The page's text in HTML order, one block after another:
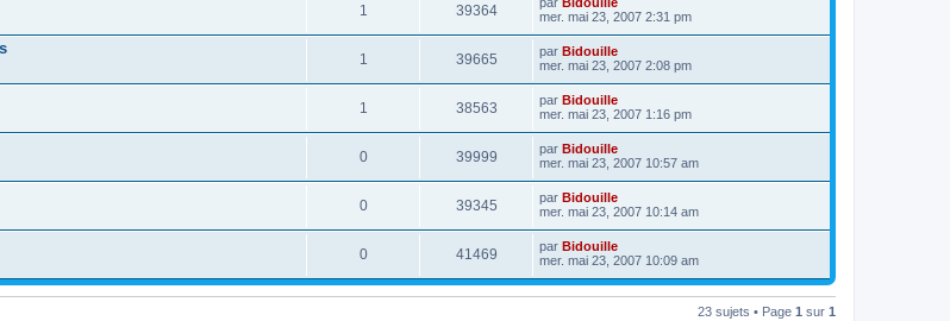
1 39364
mer. mai 23, 2007 2:31 pm
1 39665 par Bidouille
mer. mai 23, 2007 2:08 pm
1 38563 par Bidouille
mer. mai 23, 2007 1:16 pm
0 39999 par Bidouille
mer. mai 23, 2007 10:57 am
0 39345 par Bidouille
mer. mai 23, 2007 10:14 am
0 41469 par Bidouille
mer. mai 23, 2007 10:09 am
23 sujets • Page 1 sur 1